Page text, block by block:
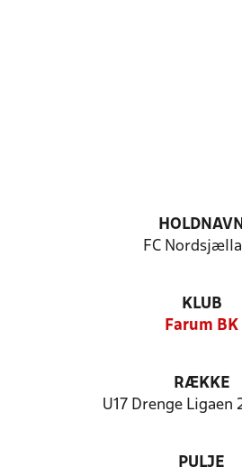
HOLDNAVN
FC
KLUB
Farum BK
RÆKKE
U17 Drenge
PULJE